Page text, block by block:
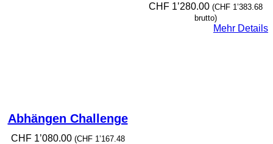
Abhängen Challenge
CHF1’080.00 (CHF1’167.48
CHF1’280.00 (CHF1’383.68
brutto)
Mehr Details